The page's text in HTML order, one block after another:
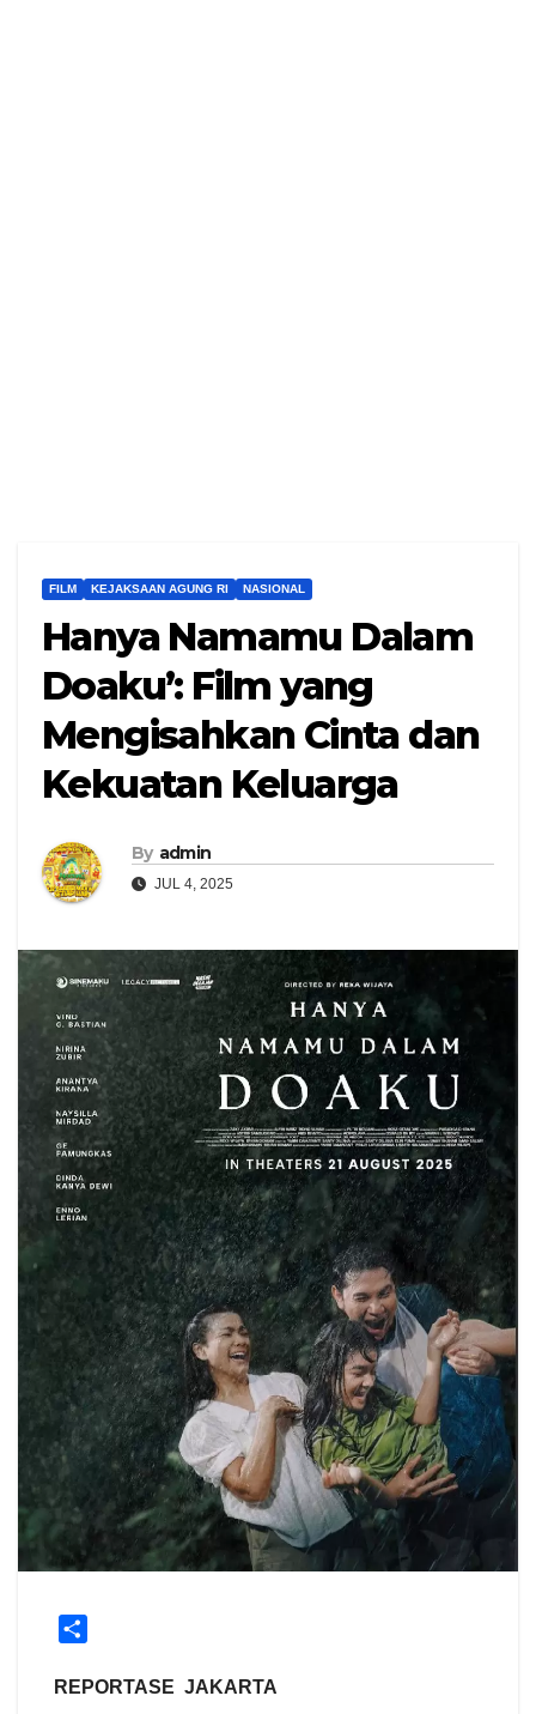
FILM KEJAKSAAN AGUNG RI NASIONAL
Hanya Namamu Dalam
Doaku’: Film yang
Mengisahkan Cinta dan
Kekuatan Keluarga
By admin
JUL 4, 2025
a
REPORTASE JAKARTA